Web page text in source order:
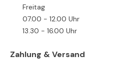
Freitag
07.00 - 12.00 Uhr
13.30 - 16.00 Uhr
Zahlung & Versand